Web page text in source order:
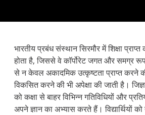
भारतीय प्रबंध संस्थान सिरमौर में शिक्षा
होता है, जिससे वे कॉर्पोरेट जगत और समग्र रूप
से न केवल अकादमिक उत्कृष्टता प्राप्त करने
विकसित करने की भी अपेक्षा की जाती है।
को कक्षा से बाहर विभिन्न गतिविधियों और
अपने ज्ञान का अभ्यास करते हैं। विद्यार्थियों